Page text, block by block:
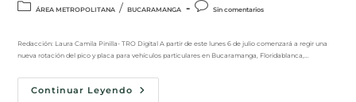
ÁREA METROPOLITANA / BUCARAMANGA Sin comentarios
Redacción: Laura Camila Pinilla- TRO Digital A partir de este lunes 6 de julio comenzará a regir una
nueva rotación del pico y placa para vehículos particulares en Bucaramanga, Floridablanca,…
Continuar Leyendo